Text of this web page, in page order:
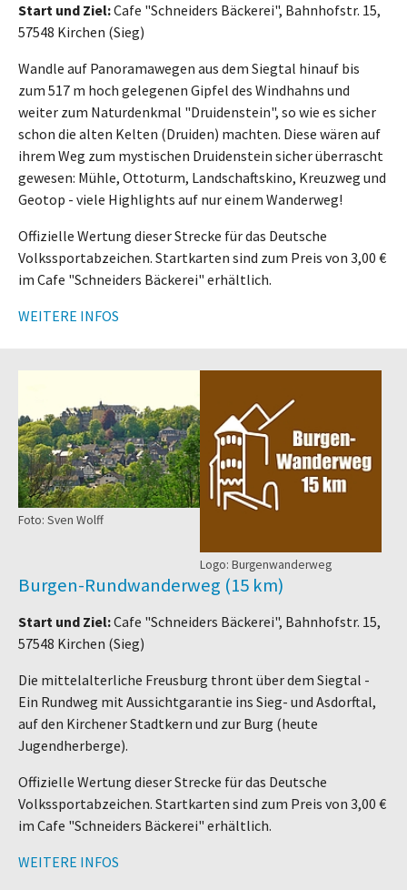
Start und Ziel:Cafe "Schneiders Bäckerei", Bahnhofstr. 15,
57548 Kirchen (Sieg)
Wandle auf Panoramawegen aus dem Siegtal hinauf bis
zum 517 m hoch gelegenen Gipfel des Windhahns und
weiter zum Naturdenkmal "Druidenstein", so wie es sicher
schon die alten Kelten (Druiden) machten. Diese wären auf
ihrem Weg zum mystischen Druidenstein sicher überrascht
gewesen: Mühle, Ottoturm, Landschaftskino, Kreuzweg und
Geotop - viele Highlights auf nur einem Wanderweg!
Offizielle Wertung dieser Strecke für das Deutsche
Volkssportabzeichen. Startkarten sind zum Preis von 3,00 €
im Cafe "Schneiders Bäckerei" erhältlich.
WEITERE INFOS
Foto: Sven Wolff
Logo: Burgenwanderweg
Burgen-Rundwanderweg (15 km)
Start und Ziel:Cafe "Schneiders Bäckerei", Bahnhofstr. 15,
57548 Kirchen (Sieg)
Die mittelalterliche Freusburg thront über dem Siegtal -
Ein Rundweg mit Aussichtgarantie ins Sieg- und Asdorftal,
auf den Kirchener Stadtkern und zur Burg (heute
Jugendherberge).
Offizielle Wertung dieser Strecke für das Deutsche
Volkssportabzeichen. Startkarten sind zum Preis von 3,00 €
im Cafe "Schneiders Bäckerei" erhältlich.
WEITERE INFOS